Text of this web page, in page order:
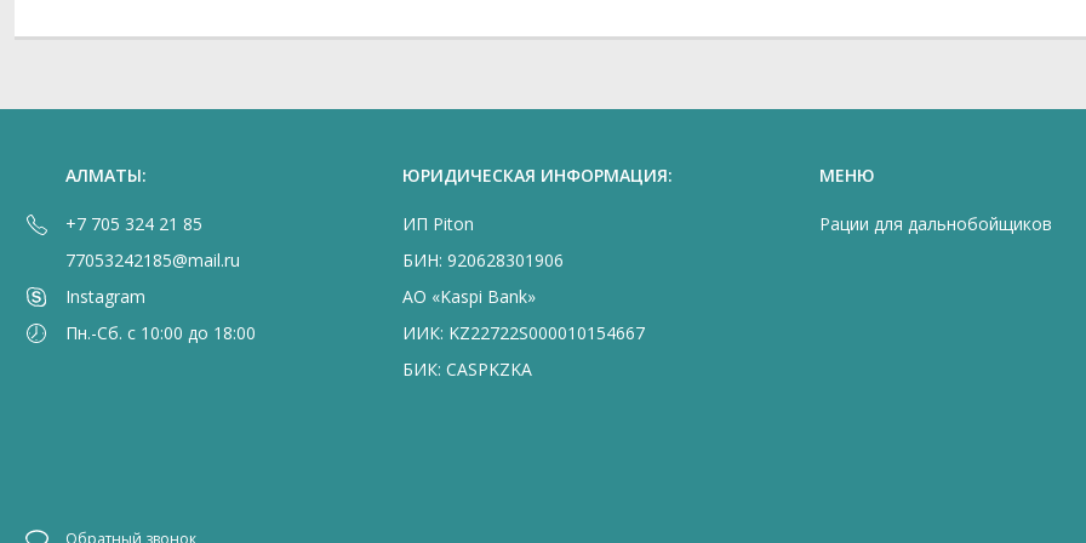
АЛМАТЫ:
+7 705 324 21 85
77053242185@mail.ru
Instagram
Пн.-Сб. с 10:00 до 18:00
ЮРИДИЧЕСКАЯ ИНФОРМАЦИЯ:
ИП Piton
БИН: 920628301906
АО «Kaspi Bank»
ИИК: KZ22722S000010154667
БИК: CASPKZKA
МЕНЮ
Рации для дальнобойщиков
Обратный звонок